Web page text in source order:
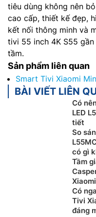
tiêu dùng không nên
cao cấp, thiết kế đẹp,
kết nối thông minh và
tivi 55 inch 4K S55
tầm.
Sản phẩm liên quan
Smart Tivi Xiaomi
BÀI VIẾT LIÊN
Có
LED
tiết
So
có gì
Tầm
Có
Tivi
đáng